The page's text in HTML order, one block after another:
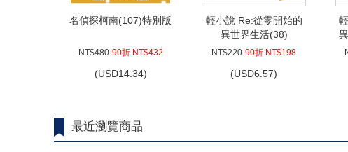
名偵探柯南(107)特別版
NT$480 90折 NT$432
(USD14.34)
輕小說 Re:從零開始的
異世界生活(38)
NT$220 90折 NT$198
(USD6.57)
最近瀏覽商品